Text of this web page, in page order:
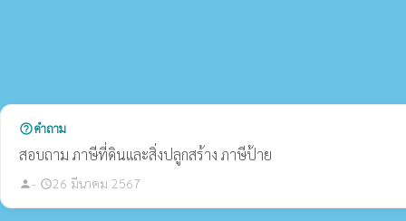
help_outlineคำถาม
สอบถาม ภาษีที่ดินและสิ่งปลูกสร้าง ภาษีป้าย
person - schedule26 มีนาคม 2567